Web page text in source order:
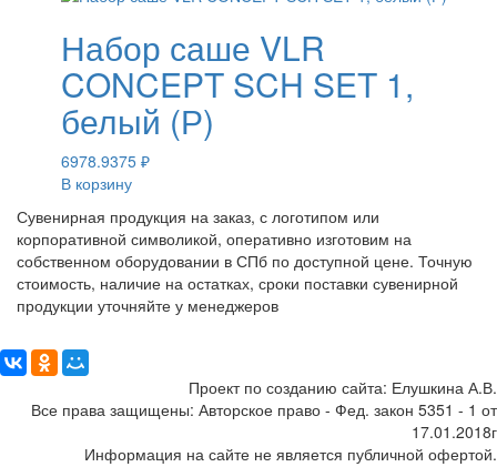
Набор саше VLR
CONCEPT SCH SET 1,
белый (Р)
6978.9375 ₽
В корзину
Сувенирная продукция на заказ, с логотипом или
корпоративной символикой, оперативно изготовим на
собственном оборудовании в СПб по доступной цене. Точную
стоимость, наличие на остатках, сроки поставки сувенирной
продукции уточняйте у менеджеров
Проект по созданию сайта: Елушкина А.В.
Все права защищены: Авторское право - Фед. закон 5351 - 1 от
17.01.2018г
Информация на сайте не является публичной офертой.